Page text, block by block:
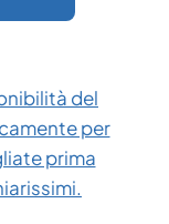
del
per
prima